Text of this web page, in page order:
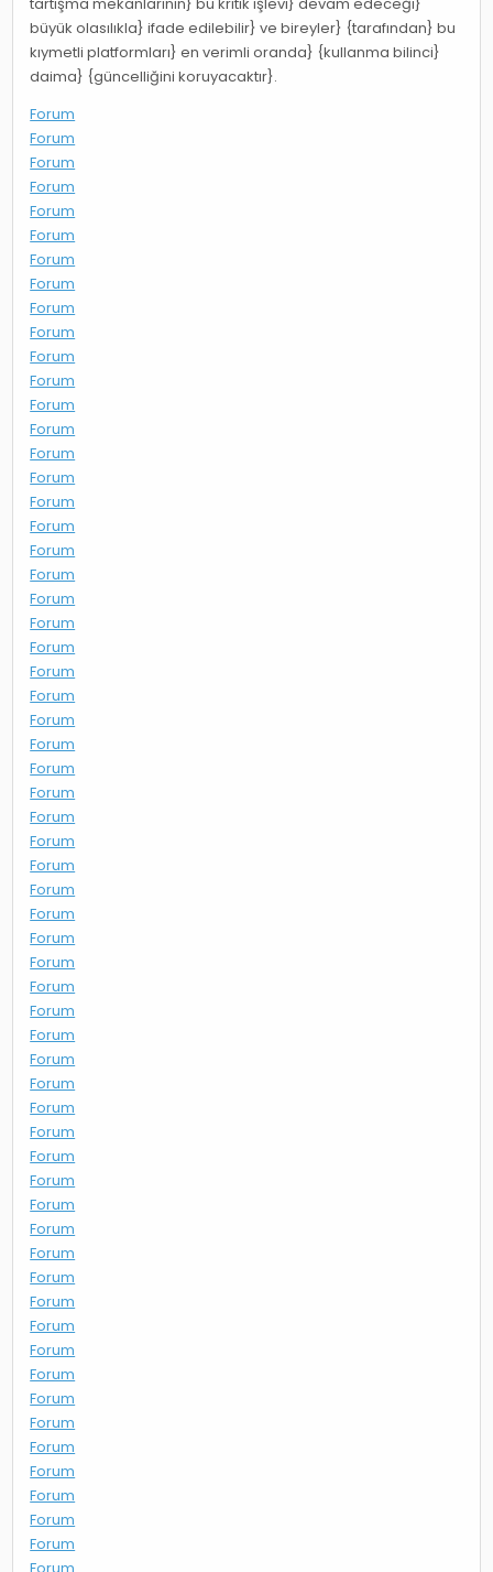
büyük olasılıkla} ifade edilebilir} ve bireyler} {tarafından} bu
kıymetli platformları} en verimli oranda} {kullanma bilinci}
daima} {güncelliğini koruyacaktır}.
Forum
Forum
Forum
Forum
Forum
Forum
Forum
Forum
Forum
Forum
Forum
Forum
Forum
Forum
Forum
Forum
Forum
Forum
Forum
Forum
Forum
Forum
Forum
Forum
Forum
Forum
Forum
Forum
Forum
Forum
Forum
Forum
Forum
Forum
Forum
Forum
Forum
Forum
Forum
Forum
Forum
Forum
Forum
Forum
Forum
Forum
Forum
Forum
Forum
Forum
Forum
Forum
Forum
Forum
Forum
Forum
Forum
Forum
Forum
Forum